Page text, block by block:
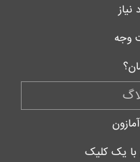
یک کلیک